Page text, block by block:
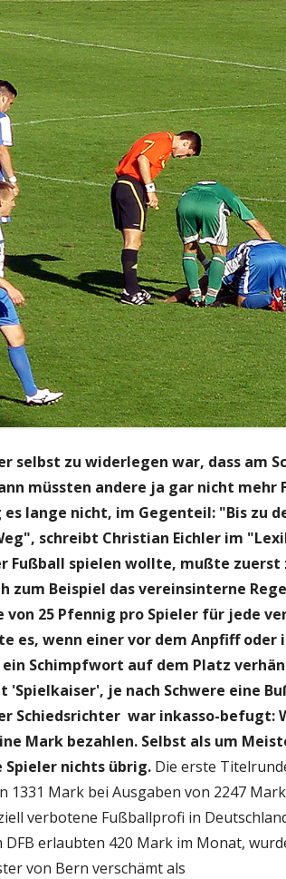
selbst zu widerlegen war, dass am
müssten andere ja gar nicht mehr
lange nicht, im Gegenteil: "Bis zu
schreibt Christian Eichler im
Fußball spielen wollte, mußte zuerst
zum Beispiel das vereinsinterne
25 Pfennig pro Spieler für jede
es, wenn einer vor dem Anpfiff oder
ein Schimpfwort auf dem Platz
je nach Schwere eine
Schiedsrichter war inkasso-befugt:
Mark bezahlen. Selbst als um
nichts übrig. Die erste
1331 Mark bei Ausgaben von 2247
verbotene Fußballprofi in
erlaubten 420 Mark im Monat,
von Bern verschämt als